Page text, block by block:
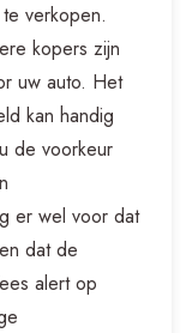
verkopen.
kopers zijn
uw auto. Het
kan handig
de voorkeur
er wel voor dat
dat de
alert op